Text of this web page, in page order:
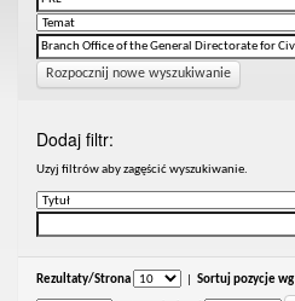
Rozpocznij nowe wyszukiwanie
Dodaj filtr:
Uzyj filtrów aby zagęścić wyszukiwanie.
Rezultaty/Strona Sortuj pozycje wg